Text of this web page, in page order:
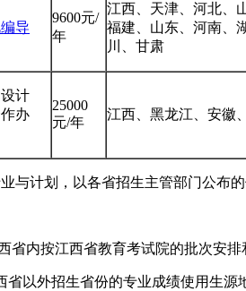
导
9600元/
年
江西、天津、河北、
福建、山东、河南、
川、甘肃
计
作办
25000
元/年
江西、黑龙江、安徽
与计划，以各省招生主管部门公布
省内按江西省教育考试院的批次安
省以外招生省份的专业成绩使用生